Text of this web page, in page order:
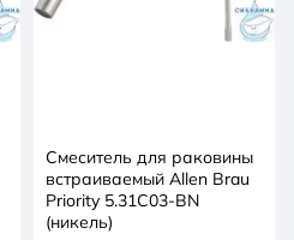
Смеситель для раковины
встраиваемый Allen Brau
Priority 5.31C03-BN
(никель)